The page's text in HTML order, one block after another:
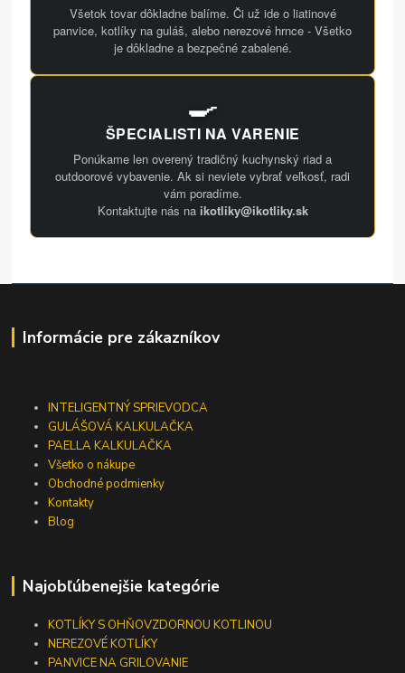
Všetok tovar dôkladne balíme. Či už ide o liatinové
panvice, kotlíky na guláš, alebo nerezové hrnce - Všetko
je dôkladne a bezpečné zabalené.
🍳
ŠPECIALISTI NA VARENIE
Ponúkame len overený tradičný kuchynský riad a
outdoorové vybavenie. Ak si neviete vybrať veľkosť, radi
vám poradíme.
Kontaktujte nás na ikotliky@ikotliky.sk
Informácie pre zákazníkov
INTELIGENTNÝ SPRIEVODCA
GULÁŠOVÁ KALKULAČKA
PAELLA KALKULAČKA
Všetko o nákupe
Obchodné podmienky
Kontakty
Blog
Najobľúbenejšie kategórie
KOTLÍKY S OHŇOVZDORNOU KOTLINOU
NEREZOVÉ KOTLÍKY
PANVICE NA GRILOVANIE